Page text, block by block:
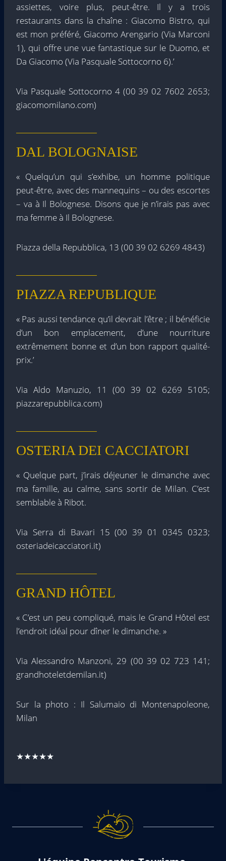
assiettes, voire plus, peut-être. Il y a trois
restaurants dans la chaîne : Giacomo Bistro, qui
est mon préféré, Giacomo Arengario (Via Marconi
1), qui offre une vue fantastique sur le Duomo, et
Da Giacomo (Via Pasquale Sottocorno 6).’
Via Pasquale Sottocorno 4 (00 39 02 7602 2653;
giacomomilano.com)
DAL BOLOGNAISE
« Quelqu’un qui s’exhibe, un homme politique
peut-être, avec des mannequins – ou des escortes
– va à Il Bolognese. Disons que je n’irais pas avec
ma femme à Il Bolognese.
Piazza della Repubblica, 13 (00 39 02 6269 4843)
PIAZZA REPUBLIQUE
« Pas aussi tendance qu’il devrait l’être ; il bénéficie
d’un bon emplacement, d’une nourriture
extrêmement bonne et d’un bon rapport qualité-
prix.’
Via Aldo Manuzio, 11 (00 39 02 6269 5105;
piazzarepubblica.com)
OSTERIA DEI CACCIATORI
« Quelque part, j’irais déjeuner le dimanche avec
ma famille, au calme, sans sortir de Milan. C’est
semblable à Ribot.
Via Serra di Bavari 15 (00 39 01 0345 0323;
osteriadeicacciatori.it)
GRAND HÔTEL
« C’est un peu compliqué, mais le Grand Hôtel est
l’endroit idéal pour dîner le dimanche. »
Via Alessandro Manzoni, 29 (00 39 02 723 141;
grandhoteletdemilan.it)
Sur la photo : Il Salumaio di Montenapoleone,
Milan
★★★★★